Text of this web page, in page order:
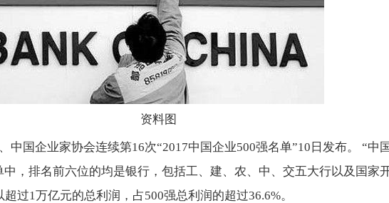
资料图
中国企业家协会连续第16次“2017中国企业500强名单”10日发布。 “中国
中，排名前六位的均是银行，包括工、建、农、中、交五大行以及国家
过1万亿元的总利润，占500强总利润的超过36.6%。